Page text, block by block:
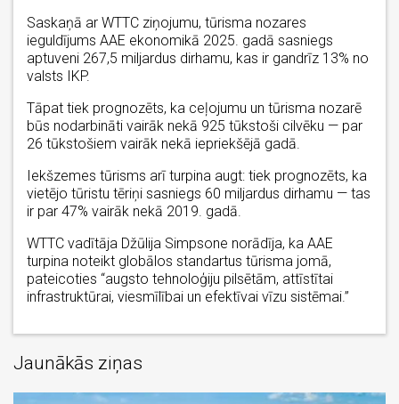
Saskaņā ar WTTC ziņojumu, tūrisma nozares
ieguldījums AAE ekonomikā 2025. gadā sasniegs
aptuveni 267,5 miljardus dirhamu, kas ir gandrīz 13% no
valsts IKP.
Tāpat tiek prognozēts, ka ceļojumu un tūrisma nozarē
būs nodarbināti vairāk nekā 925 tūkstoši cilvēku — par
26 tūkstošiem vairāk nekā iepriekšējā gadā.
Iekšzemes tūrisms arī turpina augt: tiek prognozēts, ka
vietējo tūristu tēriņi sasniegs 60 miljardus dirhamu — tas
ir par 47% vairāk nekā 2019. gadā.
WTTC vadītāja Džūlija Simpsone norādīja, ka AAE
turpina noteikt globālos standartus tūrisma jomā,
pateicoties “augsto tehnoloģiju pilsētām, attīstītai
infrastruktūrai, viesmīlībai un efektīvai vīzu sistēmai.”
Jaunākās ziņas